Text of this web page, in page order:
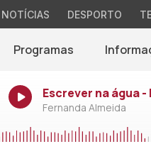
NOTÍCIAS DESPORTO
Programas
Escrever na água -
Fernanda Almeida